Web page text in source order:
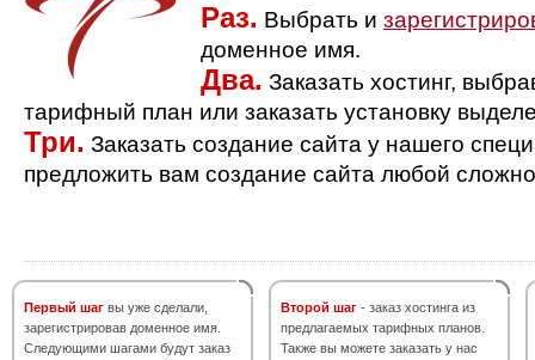
Раз. Выбрать и
доменное имя.
Два. Заказать хостинг,
тарифный план или заказать установку
Три. Заказать создание сайта у нашего
предложить вам создание сайта любой
Первый шаг вы уже сделали,
зарегистрировав доменное имя.
Следующими шагами будут заказ
Второй шаг - заказ хостинга из
предлагаемых тарифных планов.
Также вы можете заказать у нас